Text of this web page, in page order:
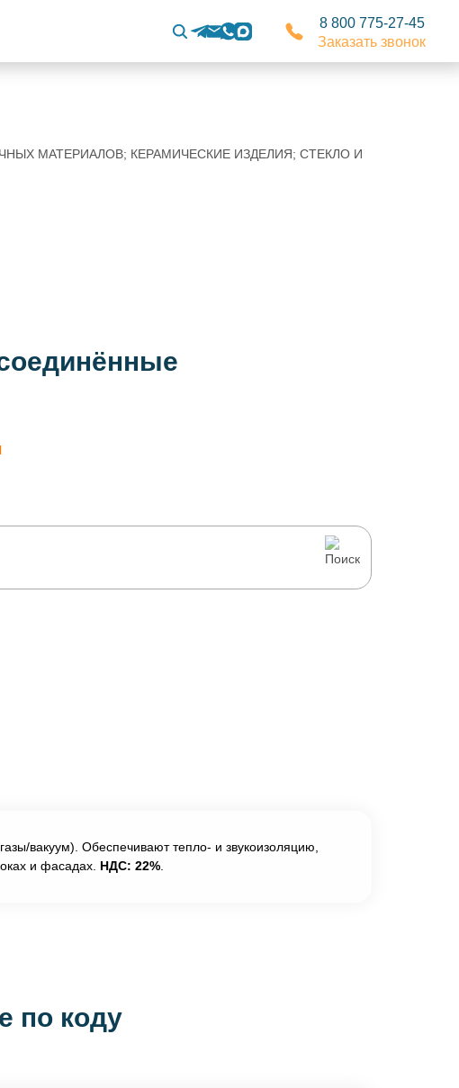
8 800 775-27-45
Заказать звонок
МАТЕРИАЛОВ; КЕРАМИЧЕСКИЕ ИЗДЕЛИЯ; СТЕКЛО И
вакуум). Обеспечивают тепло- и звукоизоляцию,
и фасадах. НДС: 22%
по коду